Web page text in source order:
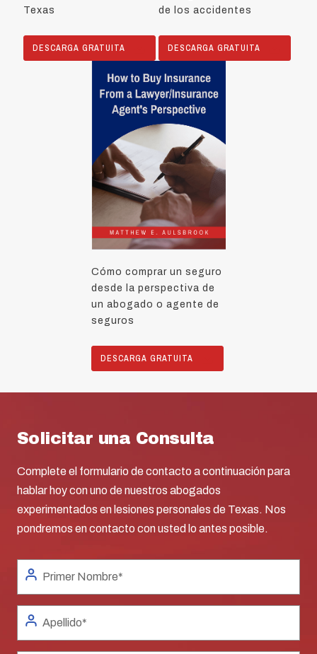
Texas
DESCARGA GRATUITA
de los accidentes
DESCARGA GRATUITA
Cómo comprar un seguro
desde la perspectiva de
un abogado o agente de
seguros
DESCARGA GRATUITA
Solicitar una Consulta
Complete el formulario de contacto a continuación para
hablar hoy con uno de nuestros abogados
experimentados en lesiones personales de Texas. Nos
pondremos en contacto con usted lo antes posible.